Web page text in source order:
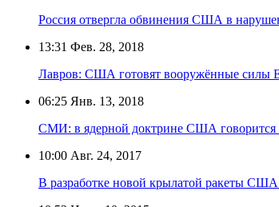
Россия отвергла обвинения США в
13:31 Фев. 28, 2018
Лавров: США готовят вооружённые силы
06:25 Янв. 13, 2018
СМИ: в ядерной доктрине США говорится
10:00 Авг. 24, 2017
В разработке новой крылатой ракеты